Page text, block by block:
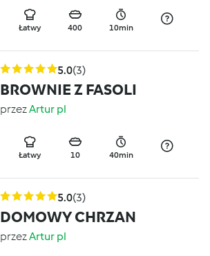
Łatwy 400 10min
5.0(3)
BROWNIE Z FASOLI
przezArtur pl
Łatwy 10 40min
5.0(3)
DOMOWY CHRZAN
przezArtur pl